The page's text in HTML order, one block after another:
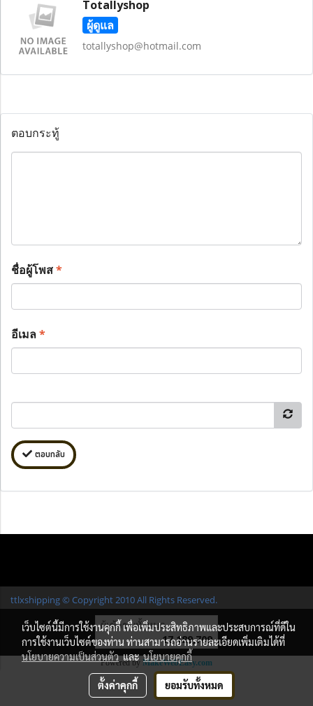
Totallyshop
ผู้ดูแล
totallyshop@hotmail.com
ตอบกระทู้
ชื่อผู้โพส*
อีเมล*
ตอบกลับ
ttlxshipping © Copyright 2010 All Rights Reserved.
ผู้เข้าชมทั้งหมด
17,189,709
Powered by MakeWebEasy.com
เว็บไซต์นี้มีการใช้งานคุกกี้ เพื่อเพิ่มประสิทธิภาพและประสบการณ์ที่ดีใน
การใช้งานเว็บไซต์ของท่าน ท่านสามารถอ่านรายละเอียดเพิ่มเติมได้ที่
นโยบายความเป็นส่วนตัวและนโยบายคุกกี้
ตั้งค่าคุกกี้ ยอมรับทั้งหมด